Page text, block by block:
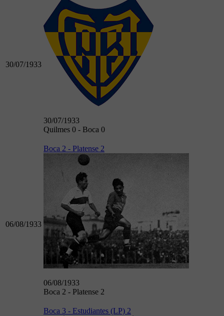
30/07/1933
30/07/1933
Quilmes 0 - Boca 0
06/08/1933
Boca 2 - Platense 2
06/08/1933
Boca 2 - Platense 2
Boca 3 - Estudiantes (LP) 2